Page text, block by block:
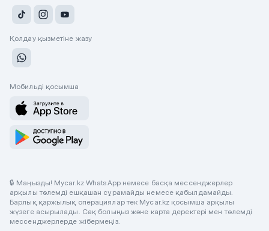
Қолдау қызметіне жазу
Мобильді қосымша
🔒 Маңызды! Mycar.kz WhatsApp немесе басқа мессенджерлер
арқылы төлемді ешқашан сұрамайды немесе қабылдамайды.
Барлық қаржылық операциялар тек Mycar.kz қосымша арқылы
жүзеге асырылады. Сақ болыңыз және карта деректері мен төлемді
мессенджерлерде жібермеңіз.